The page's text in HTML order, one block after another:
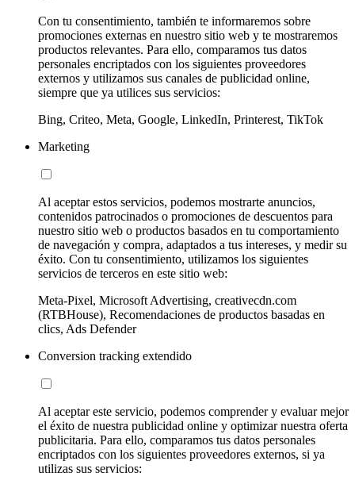
Con tu consentimiento, también te informaremos sobre
promociones externas en nuestro sitio web y te mostraremos
productos relevantes. Para ello, comparamos tus datos
personales encriptados con los siguientes proveedores
externos y utilizamos sus canales de publicidad online,
siempre que ya utilices sus servicios:
Bing, Criteo, Meta, Google, LinkedIn, Printerest, TikTok
Marketing
Al aceptar estos servicios, podemos mostrarte anuncios,
contenidos patrocinados o promociones de descuentos para
nuestro sitio web o productos basados en tu comportamiento
de navegación y compra, adaptados a tus intereses, y medir su
éxito. Con tu consentimiento, utilizamos los siguientes
servicios de terceros en este sitio web:
Meta-Pixel, Microsoft Advertising, creativecdn.com
(RTBHouse), Recomendaciones de productos basadas en
clics, Ads Defender
Conversion tracking extendido
Al aceptar este servicio, podemos comprender y evaluar mejor
el éxito de nuestra publicidad online y optimizar nuestra oferta
publicitaria. Para ello, comparamos tus datos personales
encriptados con los siguientes proveedores externos, si ya
utilizas sus servicios: